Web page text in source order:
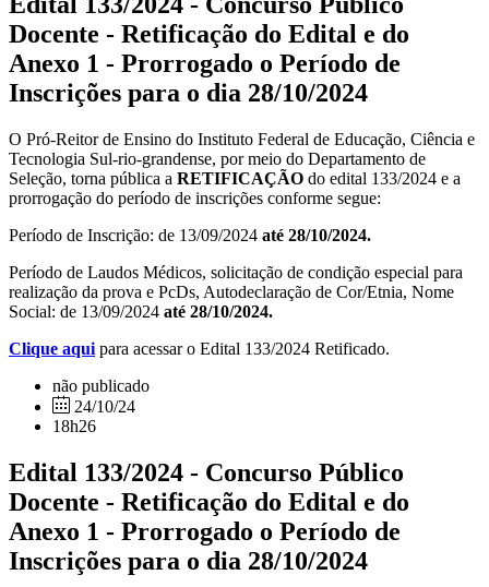
Docente - Retificação do Edital e do
Anexo 1 - Prorrogado o Período de
Inscrições para o dia 28/10/2024
O Pró-Reitor de Ensino do Instituto Federal de Educação, Ciência e
Tecnologia Sul-rio-grandense, por meio do Departamento de
Seleção, torna pública a RETIFICAÇÃO do edital 133/2024 e a
prorrogação do período de inscrições conforme segue:
Período de Inscrição: de 13/09/2024 até 28/10/2024.
Período de Laudos Médicos, solicitação de condição especial para
realização da prova e PcDs, Autodeclaração de Cor/Etnia, Nome
Social: de 13/09/2024 até 28/10/2024.
Clique aqui para acessar o Edital 133/2024 Retificado.
não publicado
24/10/24
18h26
Edital 133/2024 - Concurso Público
Docente - Retificação do Edital e do
Anexo 1 - Prorrogado o Período de
Inscrições para o dia 28/10/2024